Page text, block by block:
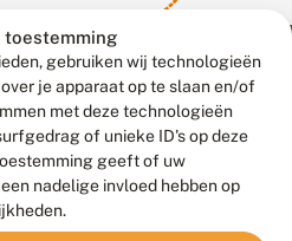
toestemming
gebruiken wij technologieën
je apparaat op te slaan en/of
met deze technologieën
of unieke ID's op deze
geeft of uw
nadelige invloed hebben op
Go2People
, ontworpen door
Agency
Privacy